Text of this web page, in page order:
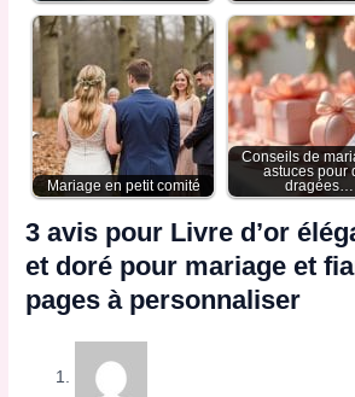
Mariage en petit comité
Conseils de
astuces pour
dragées…
3 avis pour Livre d’or
et doré pour mariage et
pages à personnaliser